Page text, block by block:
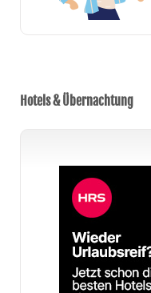
Hotels & Übernachtung